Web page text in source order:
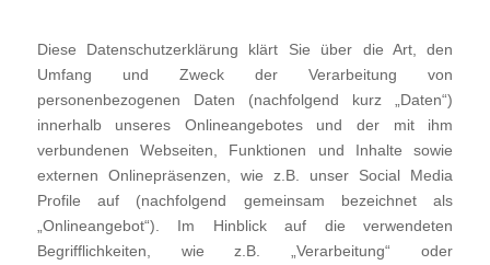
Diese Datenschutzerklärung klärt Sie über die Art, den
Umfang und Zweck der Verarbeitung von
personenbezogenen Daten (nachfolgend kurz „Daten“)
innerhalb unseres Onlineangebotes und der mit ihm
verbundenen Webseiten, Funktionen und Inhalte sowie
externen Onlinepräsenzen, wie z.B. unser Social Media
Profile auf (nachfolgend gemeinsam bezeichnet als
„Onlineangebot“). Im Hinblick auf die verwendeten
Begrifflichkeiten, wie z.B. „Verarbeitung“ oder